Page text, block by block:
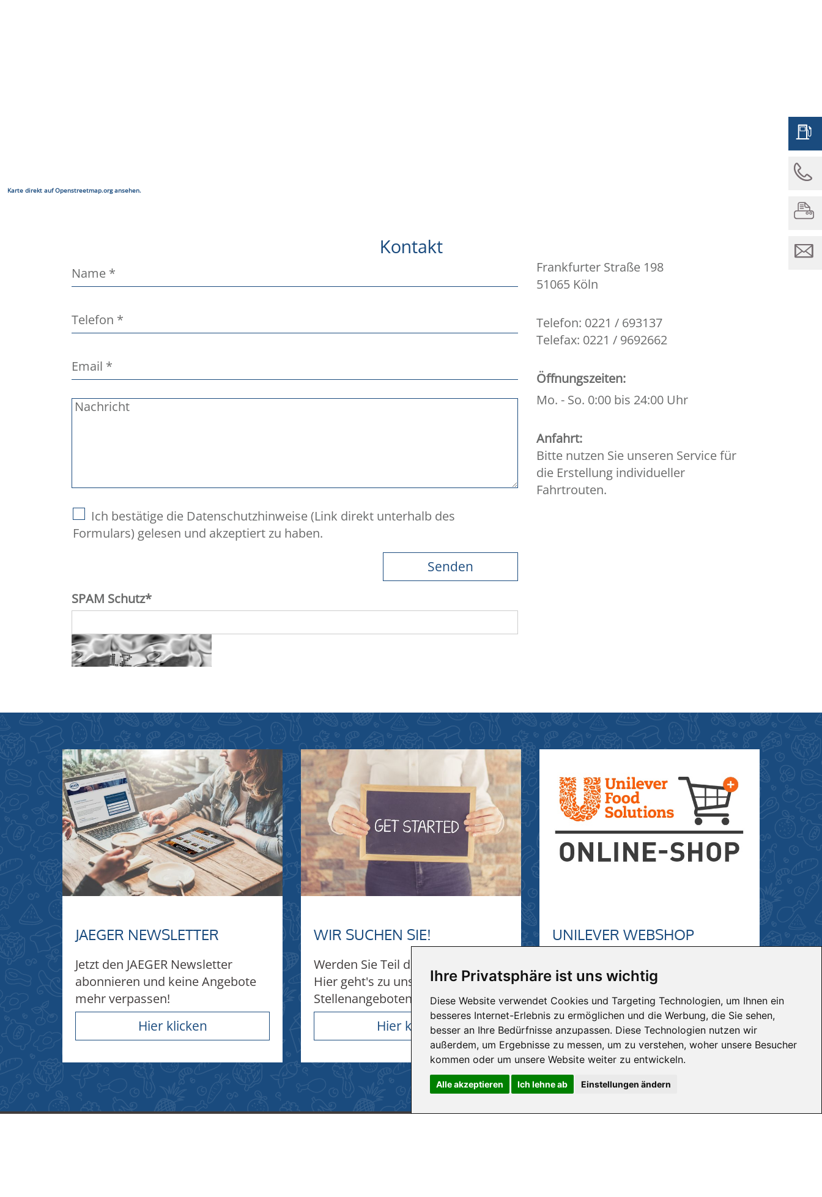
Ihre Privatsphäre ist uns wichtig
Diese Website verwendet Cookies und Targeting Technologien, um Ihnen ein
besseres Internet-Erlebnis zu ermöglichen und die Werbung, die Sie sehen,
besser an Ihre Bedürfnisse anzupassen. Diese Technologien nutzen wir
außerdem, um Ergebnisse zu messen, um zu verstehen, woher unsere Besucher
kommen oder um unsere Website weiter zu entwickeln.
Alle akzeptieren Ich lehne ab Einstellungen ändern
Karte direkt auf Openstreetmap.org ansehen.
Kontakt
Name *
Telefon *
Email *
Nachricht
Ich bestätige die Datenschutzhinweise (Link direkt unterhalb des
Formulars) gelesen und akzeptiert zu haben.
SPAM Schutz*
Frankfurter Straße 198
51065 Köln
Telefon: 0221 / 693137
Telefax: 0221 / 9692662
Öffnungszeiten:
Mo. - So. 0:00 bis 24:00 Uhr
Anfahrt:
Bitte nutzen Sie unseren Service für
die Erstellung individueller
Fahrtrouten.
JAEGER NEWSLETTER
Jetzt den JAEGER Newsletter
abonnieren und keine Angebote
mehr verpassen!
Hier klicken
WIR SUCHEN SIE!
Werden Sie Teil des Teams!
Hier geht's zu unseren
Stellenangeboten...
Hier klicken
UNILEVER WEBSHOP
von Unilever...
Hier klicken